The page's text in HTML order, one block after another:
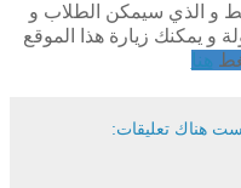
و الذي سيمكن الطلاب و
و يمكنك زيارة هذا الموقع
هنا
هناك تعليقات: